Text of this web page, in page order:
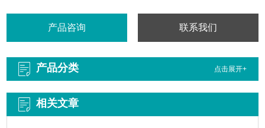
产品咨询 联系我们
产品分类 点击展开+
相关文章